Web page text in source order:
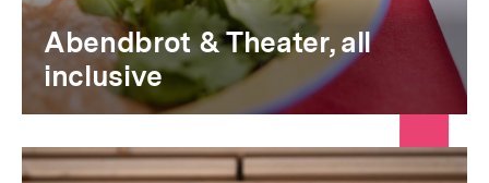
Abendbrot & Theater, all
inclusive